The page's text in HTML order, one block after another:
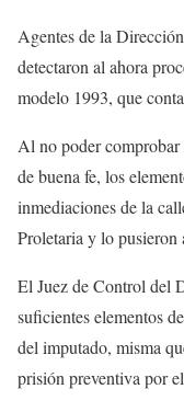
Agentes de la
detectaron al ahora
modelo 1993, que
Al no poder
de buena fe, los
inmediaciones de la
Proletaria y lo
El Juez de Control del
suficientes elementos
del imputado, misma
prisión preventiva por